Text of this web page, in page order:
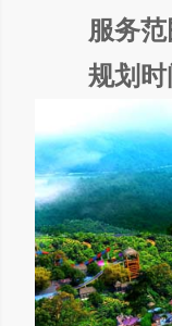
服务范围
规划时